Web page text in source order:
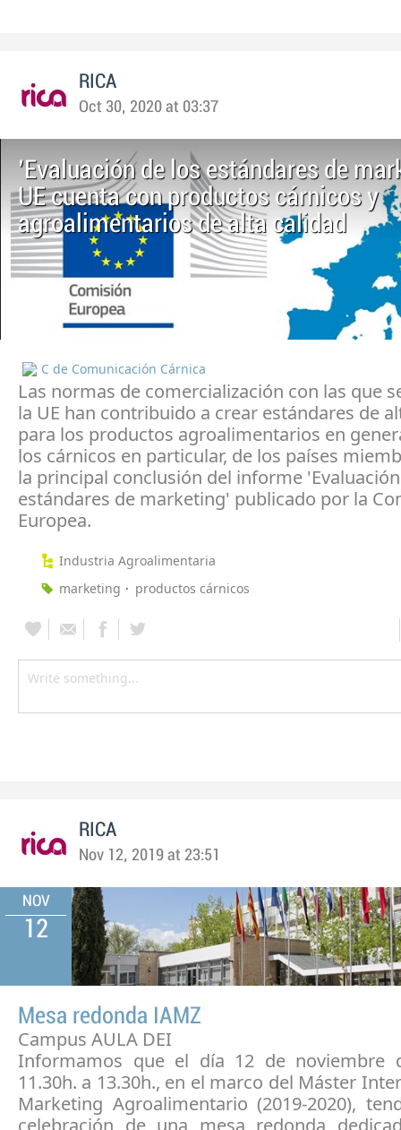
RICA
Oct 30, 2020 at 03:37
'Evaluación de los estándares de
UE cuenta con productos cárnicos y
agroalimentarios de alta calidad
C de Comunicación Cárnica
Las normas de comercialización con las que
la UE han contribuido a crear estándares de
para los productos agroalimentarios en
los cárnicos en particular, de los países
la principal conclusión del informe
estándares de marketing' publicado por la
Europea.
Industria Agroalimentaria
marketing
productos cárnicos
RICA
Nov 12, 2019 at 23:51
NOV
12
Mesa redonda IAMZ
Campus AULA DEI
Informamos que el día 12 de noviembre
11.30h. a 13.30h., en el marco del Máster
Marketing Agroalimentario (2019-2020),